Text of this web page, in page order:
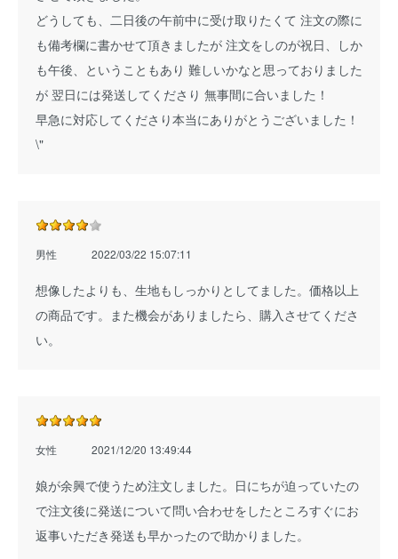
どうしても、二日後の午前中に受け取りたくて 注文の際に
も備考欄に書かせて頂きましたが 注文をしのが祝日、しか
も午後、ということもあり 難しいかなと思っておりました
が 翌日には発送してくださり 無事間に合いました！
早急に対応してくださり本当にありがとうございました！
\"
男性 2022/03/22 15:07:11
想像したよりも、生地もしっかりとしてました。価格以上
の商品です。また機会がありましたら、購入させてくださ
い。
女性 2021/12/20 13:49:44
娘が余興で使うため注文しました。日にちが迫っていたの
で注文後に発送について問い合わせをしたところすぐにお
返事いただき発送も早かったので助かりました。